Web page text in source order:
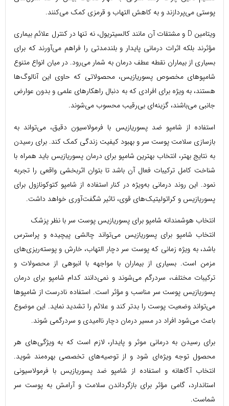
پوستی می‌پردازند و به کاهش التهاب و قرمزی کمک می‌کنند.
ویتامین D و مشتقات آن مانند کالسیتریول، نه تنها در کنترل علائم بیماری
مؤثرند بلکه اثرات درمانی پایدار و بلندمدتی را فراهم می‌آورند که برای
بسیاری از بیماران نقطه عطف درمان به شمار می‌رود. در میان انواع متنوع
شامپوهای مخصوص پسوریازیس، محصولاتی که حاوی این آنالوگ‌ها
هستند، به ویژه برای افرادی که به دنبال راهکارهای علمی و بدون عوارض
جانبی می‌باشند، گزینه‌ای بی‌رقیب محسوب می‌شوند.
استفاده از شامپو ضد پسوریازیس با فرمولاسیون دقیق، می‌تواند به
بازسازی سلامت پوست سر و بهبود کیفیت زندگی کمک کند. برای رسیدن
به نتایج بهتر، انتخاب بهترین شامپو برای درمان پسوریازیس باید همراه با
شناخت کامل ترکیبات فعال آن باشد تا بتوان اثربخشی واقعی را تجربه
نمود. این روند درمانی به‌ویژه در کنار استفاده از شامپو کتوکونازول برای
پسوریازیس و کراتولیتیک‌های قوی، تاثیر شگفت‌آوری خواهد داشت.
انتخاب هوشمندانه شامپو برای پسوریازیس پوست سر با نظر پزشک
انتخاب شامپو برای پسوریازیس می‌تواند چالشی پیچیده و پراسترس
باشد، به ویژه زمانی که پوست سر دچار التهاب، خارش و پوسته‌ریزی‌های
مزمن است. بسیاری از بیماران با مواجهه با انبوهی از محصولات و
ترکیبات مختلف، سردرگم می‌شوند و نمی‌دانند کدام شامپو برای درمان
پسوریازیس پوست سر مناسب و مؤثر است. استفاده نادرست از شامپوها
می‌تواند وضعیت پوست را بدتر کند و علائم را تشدید نماید. این موضوع
باعث می‌شود افراد در مسیر درمان دچار ناامیدی و سردرگمی شوند.
برای رسیدن به درمانی موثر و پایدار، لازم است که به ویژگی‌های هر
محصول توجه ویژه‌ای شود و از توصیه‌های تخصصی بهره‌مند شوید.
انتخاب آگاهانه و استفاده از شامپو ضد پسوریازیس با فرمولاسیونی
استاندارد، گامی مؤثر برای بازگرداندن سلامت و آرامش به پوست سر
شماست.